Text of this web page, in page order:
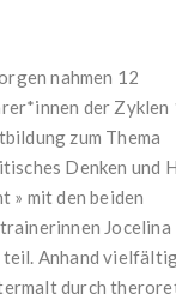
nahmen 12
der Zyklen
zum Thema
Denken und
» mit den beiden
Jocelina
teil. Anhand
durch